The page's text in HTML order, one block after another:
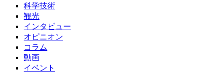
科学技術
観光
インタビュー
オピニオン
コラム
動画
イベント